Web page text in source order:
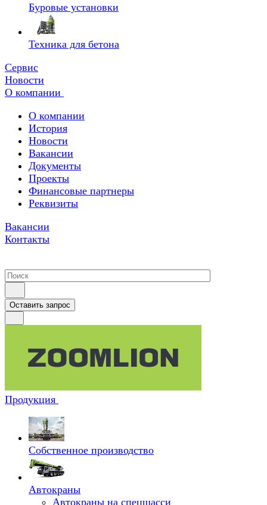
Буровые установки
Техника для бетона
Сервис
Новости
О компании
О компании
История
Новости
Вакансии
Документы
Проекты
Финансовые партнеры
Реквизиты
Вакансии
Контакты
Оставить запрос
Продукция
Собственное производство
Автокраны
Автокраны на спецшасси